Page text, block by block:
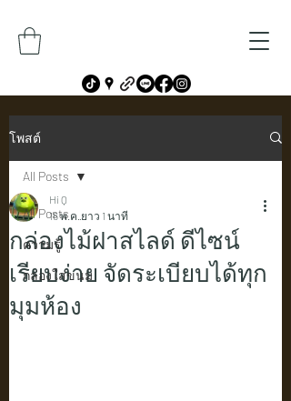
โพสต์
All Posts
ความรู้
กล่องใส่ขนม
All Posts
กล่องไม้ฝาสไลด์ ดีไซน์
เรียบง่าย จัดระเบียบได้ทุก
มุมห้อง
Hi Q
16 พ.ค. ยาว 1 นาที